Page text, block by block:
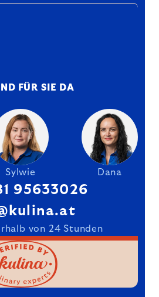
FÜR SIE DA
Sylwie Dana
95633026
von 24 Stunden